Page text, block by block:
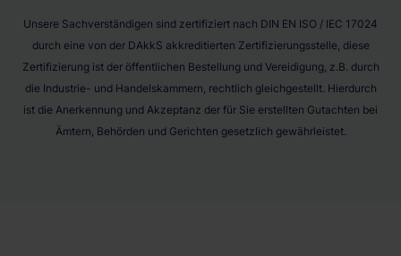
Unsere Sachverständigen sind zertifiziert nach DIN EN ISO / IEC 17024
durch eine von der DAkkS akkreditierten Zertifizierungsstelle, diese
Zertifizierung ist der öffentlichen Bestellung und Vereidigung, z.B. durch
die Industrie- und Handelskammern, rechtlich gleichgestellt. Hierdurch
ist die Anerkennung und Akzeptanz der für Sie erstellten Gutachten bei
Ämtern, Behörden und Gerichten gesetzlich gewährleistet.